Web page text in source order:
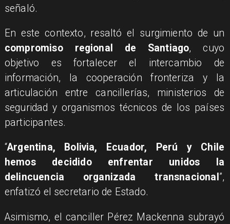
señaló.
En este contexto, resaltó el surgimiento de un
compromiso regional de Santiago, cuyo
objetivo es fortalecer el intercambio de
información, la cooperación fronteriza y la
articulación entre cancillerías, ministerios de
seguridad y organismos técnicos de los países
participantes.
“Argentina, Bolivia, Ecuador, Perú y Chile
hemos decidido enfrentar unidos la
delincuencia organizada transnacional ”,
enfatizó el secretario de Estado.
Asimismo, el canciller Pérez Mackenna subrayó